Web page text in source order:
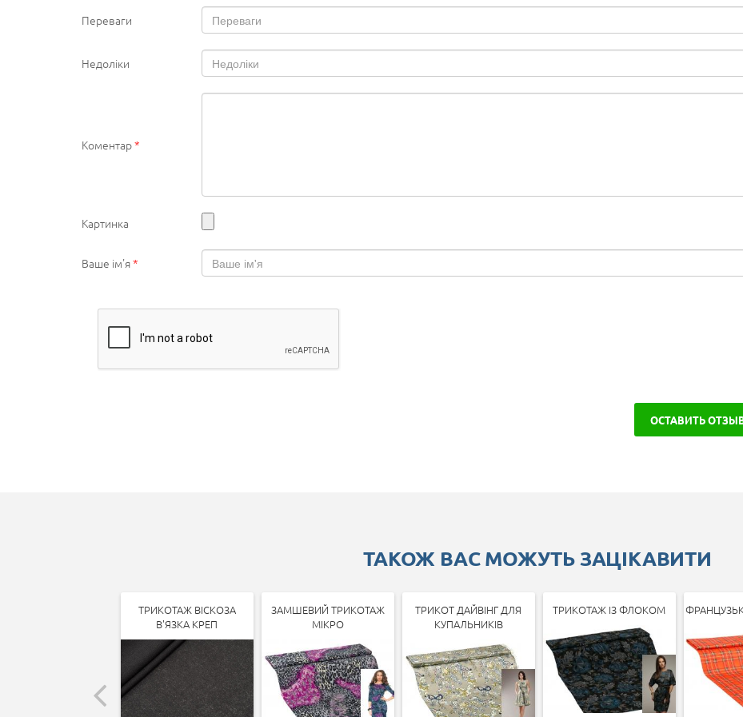
Переваги
Недоліки
Коментар*
Картинка
Ваше ім'я*
ОСТАВИТЬ
ТАКОЖ ВАС МОЖУТЬ ЗАЦІКАВИТИ
ТРИКОТАЖ ВІСКОЗА
В'ЯЗКА КРЕП
ЗАМШЕВИЙ ТРИКОТАЖ
МІКРО
ТРИКОТ ДАЙВІНГ ДЛЯ
КУПАЛЬНИКІВ
ТРИКОТАЖ ІЗ ФЛОКОМ